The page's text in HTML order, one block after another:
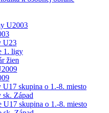
U2003
U23
1. ligy
žien
U17 skupina o 1.-8. miesto
sk. Západ
U17 skupina o 1.-8. miesto